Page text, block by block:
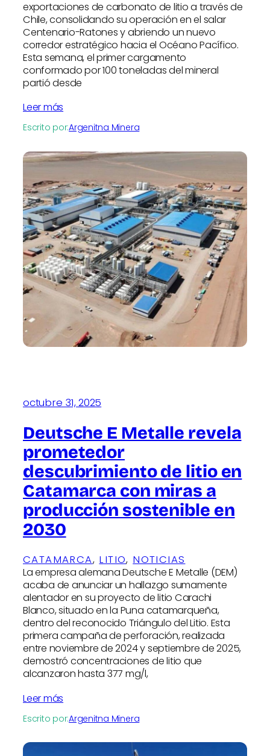
exportaciones de carbonato de litio a través de
Chile, consolidando su operación en el salar
Centenario-Ratones y abriendo un nuevo
corredor estratégico hacia el Océano Pacífico.
Esta semana, el primer cargamento
conformado por 100 toneladas del mineral
partió desde
Leer más
Escrito por:Argenitna Minera
octubre 31, 2025
Deutsche E Metalle revela
prometedor
descubrimiento de litio en
Catamarca con miras a
producción sostenible en
2030
CATAMARCA, LITIO, NOTICIAS
La empresa alemana Deutsche E Metalle (DEM)
acaba de anunciar un hallazgo sumamente
alentador en su proyecto de litio Carachi
Blanco, situado en la Puna catamarqueña,
dentro del reconocido Triángulo del Litio. Esta
primera campaña de perforación, realizada
entre noviembre de 2024 y septiembre de 2025,
demostró concentraciones de litio que
alcanzaron hasta 377 mg/l,
Leer más
Escrito por:Argenitna Minera